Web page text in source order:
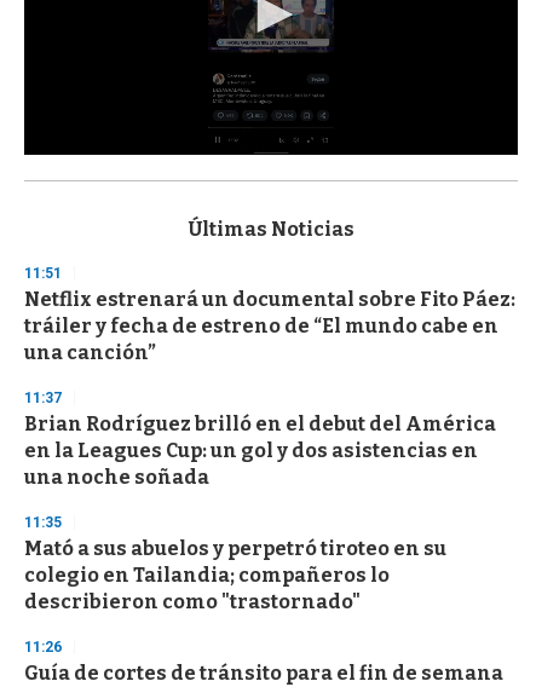
s
d
s
o
f
3
s
e
c
o
n
s
Últimas Noticias
11:51
Netflix estrenará un documental sobre Fito Páez:
tráiler y fecha de estreno de “El mundo cabe en
una canción”
11:37
Brian Rodríguez brilló en el debut del América
en la Leagues Cup: un gol y dos asistencias en
una noche soñada
11:35
Mató a sus abuelos y perpetró tiroteo en su
colegio en Tailandia; compañeros lo
describieron como "trastornado"
11:26
Guía de cortes de tránsito para el fin de semana